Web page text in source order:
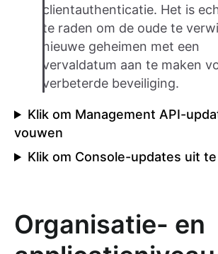
clientauthenticatie. Het is
te raden om de oude te
nieuwe geheimen met een
vervaldatum aan te maken
verbeterde beveiliging.
Klik om Management API-
vouwen
Klik om Console-updates uit
Organisatie- en